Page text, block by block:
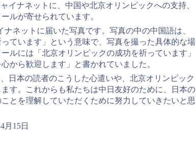
イナネットに、中国や北京オリンピックへの支持、
ルが寄せられています。
ネットに届いた写真です。写真の中の中国語は、
っています」という意味で、写真を撮った具体的な場
ルには「北京オリンピックの成功を祈っています」
から歓迎します」と書かれていました。
日本の読者のこうした心遣いや、北京オリンピック
す。これからも私たちは中日友好のために、日本の
とを理解していただくために努力していきたいと思
月15日